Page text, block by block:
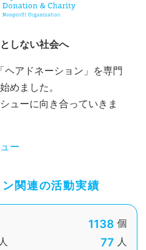
しない社会へ
アドネーション」を専門
めました。
ューに向き合っていきま
ー
関連の活動実績
1138 個
77 人